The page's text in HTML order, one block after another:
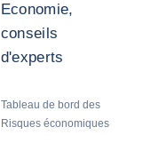
Economie,
conseils
d'experts
Tableau de bord des
Risques économiques